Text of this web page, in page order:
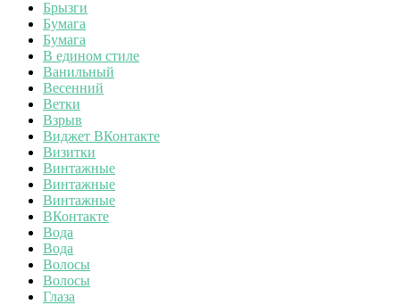
Брызги
Бумага
Бумага
В едином стиле
Ванильный
Весенний
Ветки
Взрыв
Виджет ВКонтакте
Визитки
Винтажные
Винтажные
Винтажные
ВКонтакте
Вода
Вода
Волосы
Волосы
Глаза